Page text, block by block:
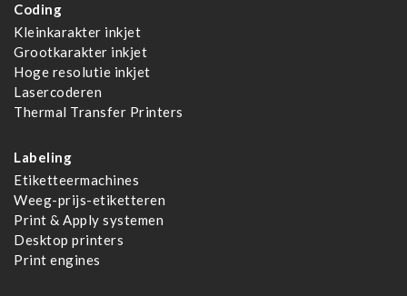
Coding
Kleinkarakter inkjet
Grootkarakter inkjet
Hoge resolutie inkjet
Lasercoderen
Thermal Transfer Printers
Labeling
Etiketteermachines
Weeg-prijs-etiketteren
Print & Apply systemen
Desktop printers
Print engines